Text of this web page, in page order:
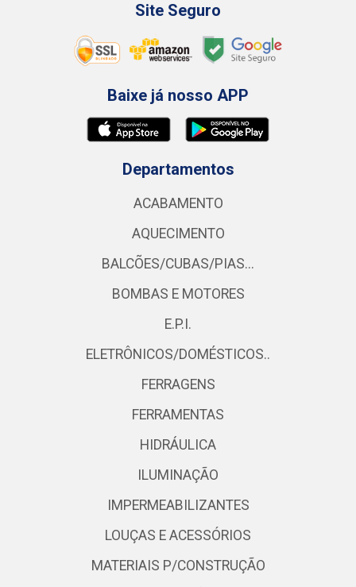
Site Seguro
Baixe já nosso APP
Departamentos
ACABAMENTO
AQUECIMENTO
BALCÕES/CUBAS/PIAS...
BOMBAS E MOTORES
E.P.I.
ELETRÔNICOS/DOMÉSTICOS..
FERRAGENS
FERRAMENTAS
HIDRÁULICA
ILUMINAÇÃO
IMPERMEABILIZANTES
LOUÇAS E ACESSÓRIOS
MATERIAIS P/CONSTRUÇÃO